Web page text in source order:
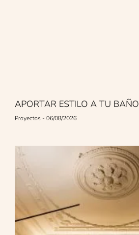
APORTAR ESTILO A TU BAÑO
Proyectos 06/08/2026